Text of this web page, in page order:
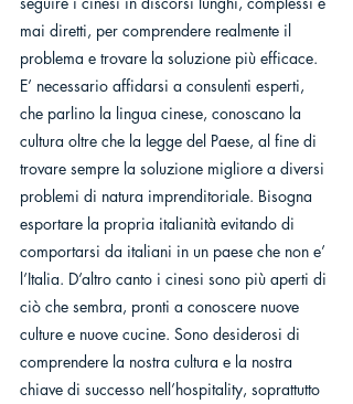
mai diretti, per comprendere realmente il
problema e trovare la soluzione più efficace.
E’ necessario affidarsi a consulenti esperti,
che parlino la lingua cinese, conoscano la
cultura oltre che la legge del Paese, al fine di
trovare sempre la soluzione migliore a diversi
problemi di natura imprenditoriale. Bisogna
esportare la propria italianità evitando di
comportarsi da italiani in un paese che non e’
l’Italia. D’altro canto i cinesi sono più aperti di
ciò che sembra, pronti a conoscere nuove
culture e nuove cucine. Sono desiderosi di
comprendere la nostra cultura e la nostra
chiave di successo nell’hospitality, soprattutto